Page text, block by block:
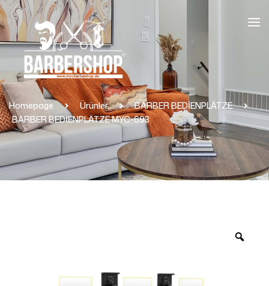
Homepage Ürünler
BARBER BEDİENPLÄTZE
BARBER BEDİENPLÄTZE MYC-693